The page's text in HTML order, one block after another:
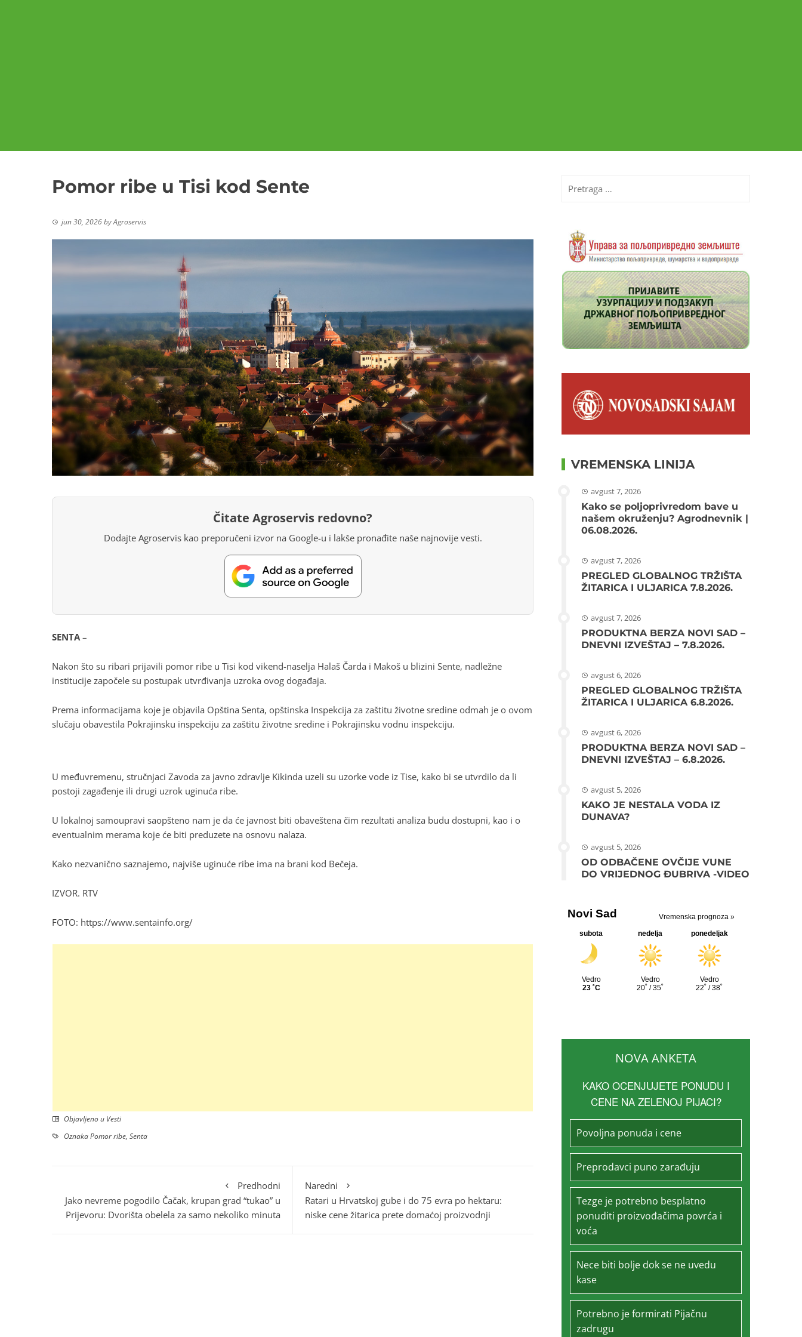
Pomor ribe u Tisi kod Sente
jun 30, 2026byAgroservis
Čitate Agroservis redovno?
Dodajte Agroservis kao preporučeni izvor na Google-u i lakše pronađite naše najnovije vesti.
SENTA–
Nakon što su ribari prijavili pomor ribe u Tisi kod vikend-naselja Halaš Čarda i Makoš u blizini Sente, nadležne
institucije započele su postupak utvrđivanja uzroka ovog događaja.
Prema informacijama koje je objavila Opština Senta, opštinska Inspekcija za zaštitu životne sredine odmah je o ovom
slučaju obavestila Pokrajinsku inspekciju za zaštitu životne sredine i Pokrajinsku vodnu inspekciju.
U međuvremenu, stručnjaci Zavoda za javno zdravlje Kikinda uzeli su uzorke vode iz Tise, kako bi se utvrdilo da li
postoji zagađenje ili drugi uzrok uginuća ribe.
U lokalnoj samoupravi saopšteno nam je da će javnost biti obaveštena čim rezultati analiza budu dostupni, kao i o
eventualnim merama koje će biti preduzete na osnovu nalaza.
Kako nezvanično saznajemo, najviše uginuće ribe ima na brani kod Bečeja.
IZVOR. RTV
FOTO: https://www.sentainfo.org/
Objavljeno u Vesti
OznakaPomor ribe, Senta
Predhodni
Jako nevreme pogodilo Čačak, krupan grad “tukao” u
Prijevoru: Dvorišta obelela za samo nekoliko minuta
Naredni
Ratari u Hrvatskoj gube i do 75 evra po hektaru:
niske cene žitarica prete domaćoj proizvodnji
za:
VREMENSKA LINIJA
avgust 7, 2026
Kako se poljoprivredom bave u
našem okruženju? Agrodnevnik |
06.08.2026.
avgust 7, 2026
PREGLED GLOBALNOG TRŽIŠTA
ŽITARICA I ULJARICA 7.8.2026.
avgust 7, 2026
PRODUKTNA BERZA NOVI SAD –
DNEVNI IZVEŠTAJ – 7.8.2026.
avgust 6, 2026
PREGLED GLOBALNOG TRŽIŠTA
ŽITARICA I ULJARICA 6.8.2026.
avgust 6, 2026
PRODUKTNA BERZA NOVI SAD –
DNEVNI IZVEŠTAJ – 6.8.2026.
avgust 5, 2026
KAKO JE NESTALA VODA IZ
DUNAVA?
avgust 5, 2026
OD ODBAČENE OVČIJE VUNE
DO VRIJEDNOG ĐUBRIVA -VIDEO
NOVA ANKETA
KAKO OCENJUJETE PONUDU I
CENE NA ZELENOJ PIJACI?
Povoljna ponuda i cene
Preprodavci puno zarađuju
Tezge je potrebno besplatno
ponuditi proizvođačima povrća i
voća
Nece biti bolje dok se ne uvedu
kase
Potrebno je formirati Pijačnu
zadrugu